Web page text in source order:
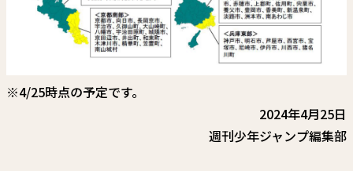
※4/25時点の予定です。
2024年4月25日
週刊少年ジャンプ編集部